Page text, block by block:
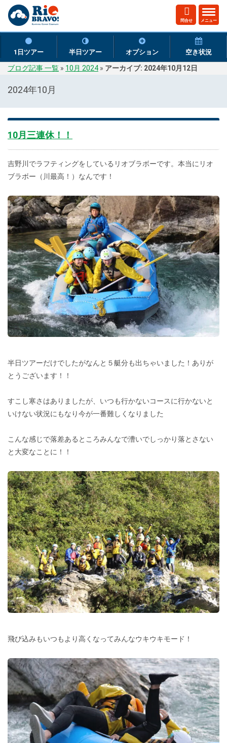
ト
グ
ナ
ビ
メニュー
問合せ
1日ツアー 半日ツアー オプション 空き状況
ブログ記事 一覧 » 10月 2024 » アーカイブ: 2024年10月12日
2024年10月
10月三連休！！
吉野川でラフティングをしているリオブラボーです。本当にリオ
ブラボー（川最高！）なんです！
半日ツアーだけでしたがなんと５艇分も出ちゃいました！ありが
とうございます！！
すこし寒さはありましたが、いつも行かないコースに行かないと
いけない状況にもなり今が一番難しくなりました
こんな感じで落差あるところみんなで漕いでしっかり落とさない
と大変なことに！！
飛び込みもいつもより高くなってみんなウキウキモード！